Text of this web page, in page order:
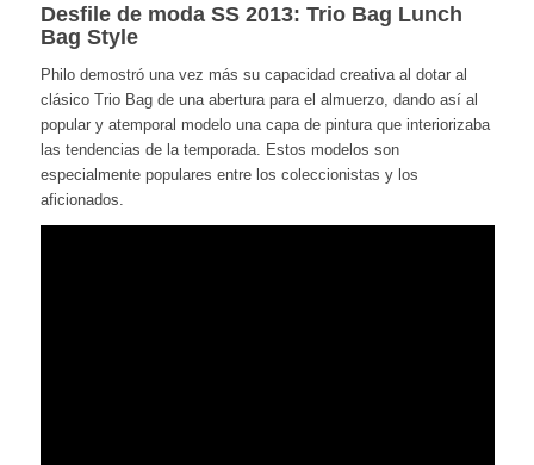
Desfile de moda SS 2013: Trio Bag Lunch
Bag Style
Philo demostró una vez más su capacidad creativa al dotar al
clásico Trio Bag de una abertura para el almuerzo, dando así al
popular y atemporal modelo una capa de pintura que interiorizaba
las tendencias de la temporada. Estos modelos son
especialmente populares entre los coleccionistas y los
aficionados.